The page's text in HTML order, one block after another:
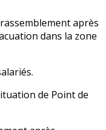
après
dans la zone
de Point de